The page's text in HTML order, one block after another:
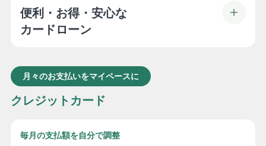
便利・お得・安心な
カードローン
月々のお支払いをマイペースに
クレジットカード
毎月の支払額を自分で調整